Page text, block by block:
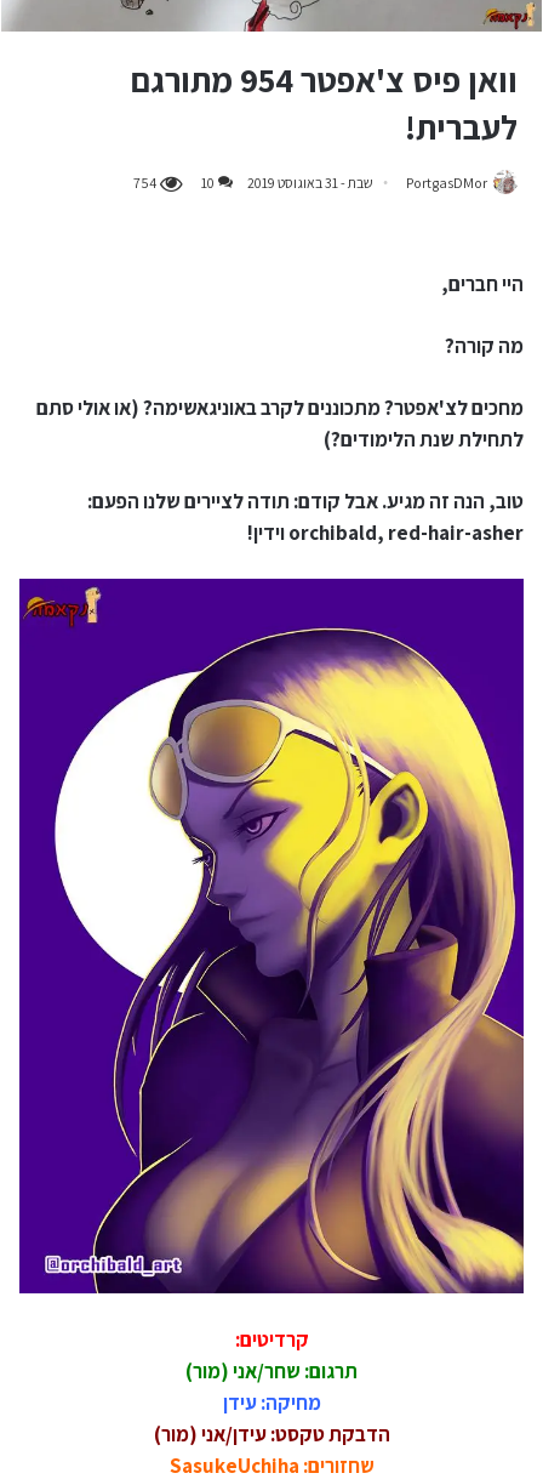
וואן פיס צ'אפטר 954 מתורגם
לעברית!
PortgasDMor שבת - 31 באוגוסט 2019 10
754
היי חברים,
מה קורה?
מחכים לצ'אפטר? מתכוננים לקרב באוניגאשימה? (או אולי סתם
לתחילת שנת הלימודים?)
טוב, הנה זה מגיע. אבל קודם: תודה לציירים שלנו הפעם:
orchibald, red-hair-asher וידין!
קרדיטים:
תרגום: שחר/אני (מור)
מחיקה: עידן
הדבקת טקסט: עידן/אני (מור)
שחזורים: SasukeUchiha